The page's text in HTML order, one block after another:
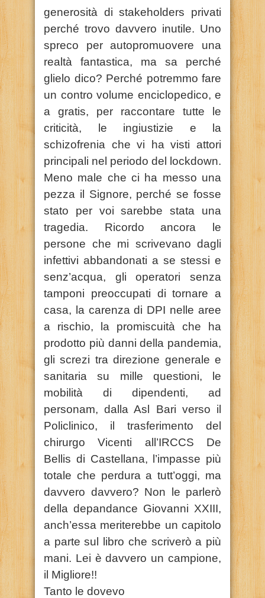
generosità di stakeholders privati
perché trovo davvero inutile. Uno
spreco per autopromuovere una
realtà fantastica, ma sa perché
glielo dico? Perché potremmo fare
un contro volume enciclopedico, e
a gratis, per raccontare tutte le
criticità, le ingiustizie e la
schizofrenia che vi ha visti attori
principali nel periodo del lockdown.
Meno male che ci ha messo una
pezza il Signore, perché se fosse
stato per voi sarebbe stata una
tragedia. Ricordo ancora le
persone che mi scrivevano dagli
infettivi abbandonati a se stessi e
senz’acqua, gli operatori senza
tamponi preoccupati di tornare a
casa, la carenza di DPI nelle aree
a rischio, la promiscuità che ha
prodotto più danni della pandemia,
gli screzi tra direzione generale e
sanitaria su mille questioni, le
mobilità di dipendenti, ad
personam, dalla Asl Bari verso il
Policlinico, il trasferimento del
chirurgo Vicenti all’IRCCS De
Bellis di Castellana, l’impasse più
totale che perdura a tutt’oggi, ma
davvero davvero? Non le parlerò
della depandance Giovanni XXIII,
anch’essa meriterebbe un capitolo
a parte sul libro che scriverò a più
mani. Lei è davvero un campione,
il Migliore!!
Tanto le dovevo